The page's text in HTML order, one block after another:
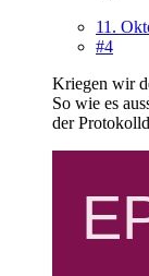
11.
#4
Kriegen wir
So wie es
der